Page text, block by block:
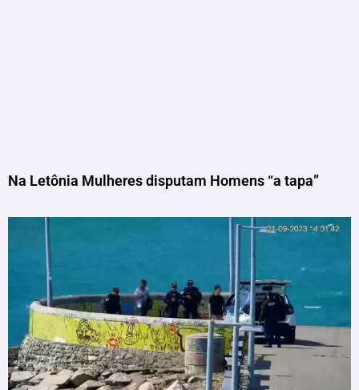
Na Letônia Mulheres disputam Homens “a tapa”